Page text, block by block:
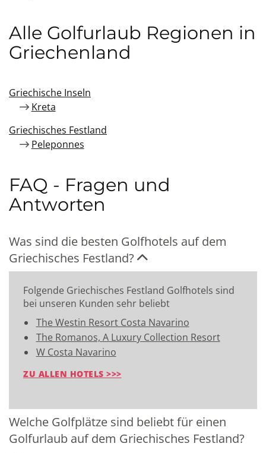
Alle Golfurlaub Regionen in
Griechenland
Griechische Inseln
Kreta
Griechisches Festland
Peleponnes
FAQ - Fragen und
Antworten
Was sind die besten Golfhotels auf dem
Griechisches Festland?
Folgende Griechisches Festland Golfhotels sind
bei unseren Kunden sehr beliebt
The Westin Resort Costa Navarino
The Romanos, A Luxury Collection Resort
W Costa Navarino
ZU ALLEN HOTELS >>>
Welche Golfplätze sind beliebt für einen
Golfurlaub auf dem Griechisches Festland?